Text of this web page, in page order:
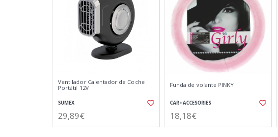
Ventilador Calentador de Coche
Portátil 12V
SUMEX
29,89€
Funda de volante PINKY
CAR+ACCESORIES
18,18€